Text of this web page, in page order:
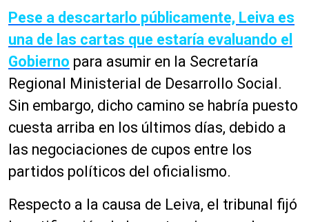
Pese a descartarlo públicamente, Leiva es
una de las cartas que estaría evaluando el
Gobierno para asumir en la Secretaría
Regional Ministerial de Desarrollo Social.
Sin embargo, dicho camino se habría puesto
cuesta arriba en los últimos días, debido a
las negociaciones de cupos entre los
partidos políticos del oficialismo.
Respecto a la causa de Leiva, el tribunal fijó